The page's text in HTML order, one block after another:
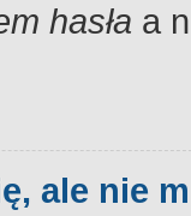
hasła a
ale nie